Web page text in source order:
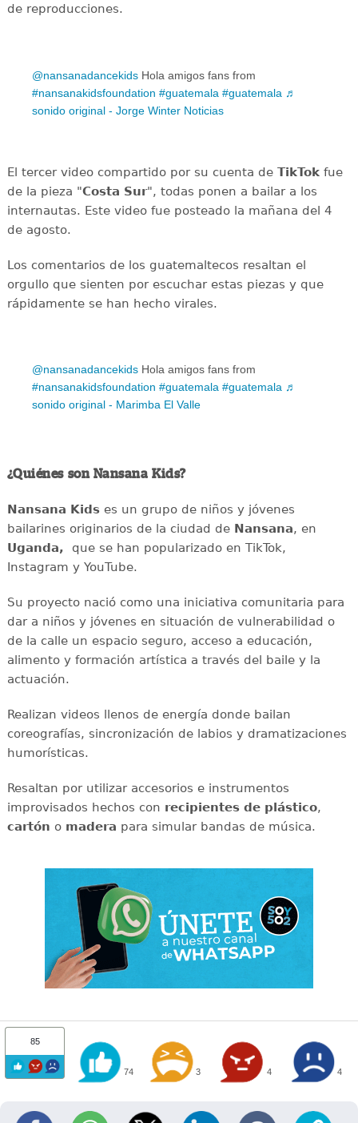
de reproducciones.
@nansanadancekids Hola amigos fans from
#nansanakidsfoundation #guatemala #guatemala ♬
sonido original - Jorge Winter Noticias
El tercer video compartido por su cuenta de TikTokfue
de la pieza "Costa Sur", todas ponen a bailar a los
internautas. Este video fue posteado la mañana del 4
de agosto.
Los comentarios de los guatemaltecos resaltan el
orgullo que sienten por escuchar estas piezas y que
rápidamente se han hecho virales.
@nansanadancekids Hola amigos fans from
#nansanakidsfoundation #guatemala #guatemala ♬
sonido original - Marimba El Valle
¿Quiénes son Nansana Kids?
Nansana Kidses un grupo de niños y jóvenes
bailarines originarios de la ciudad de Nansana, en
Uganda, que se han popularizado en TikTok,
Instagram y YouTube.
Su proyecto nació como una iniciativa comunitaria para
dar a niños y jóvenes en situación de vulnerabilidad o
de la calle un espacio seguro, acceso a educación,
alimento y formación artística a través del baile y la
actuación.
Realizan videos llenos de energía donde bailan
coreografías, sincronización de labios y dramatizaciones
humorísticas.
Resaltan por utilizar accesorios e instrumentos
improvisados hechos con recipientes de plástico,
cartón o madera para simular bandas de música.
85
74 3 4 4